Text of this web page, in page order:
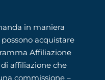
in maniera
acquistare
Affiliazione
affiliazione che
commissione –